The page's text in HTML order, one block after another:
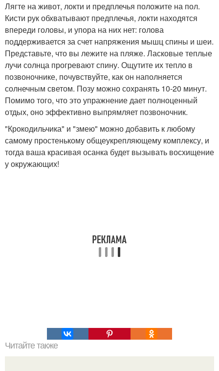
Лягте на живот, локти и предплечья положите на пол.
Кисти рук обхватывают предплечья, локти находятся
впереди головы, и упора на них нет: голова
поддерживается за счет напряжения мышц спины и шеи.
Представьте, что вы лежите на пляже. Ласковые теплые
лучи солнца прогревают спину. Ощутите их тепло в
позвоночнике, почувствуйте, как он наполняется
солнечным светом. Позу можно сохранять 10-20 минут.
Помимо того, что это упражнение дает полноценный
отдых, оно эффективно выпрямляет позвоночник.
"Крокодильчика" и "змею" можно добавить к любому
самому простенькому общеукрепляющему комплексу, и
тогда ваша красивая осанка будет вызывать восхищение
у окружающих!
Читайте также